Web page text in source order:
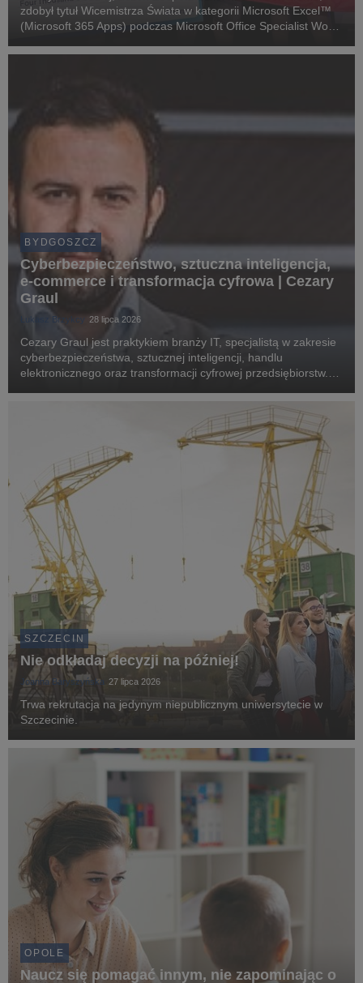
zdobył tytuł Wicemistrza Świata w kategorii Microsoft Excel™
(Microsoft 365 Apps) podczas Microsoft Office Specialist World
BYDGOSZCZ
Cyberbezpieczeństwo, sztuczna inteligencja,
e-commerce i transformacja cyfrowa | Cezary
Graul
Łukasz Brzykcy 28 lipca 2026
Cezary Graul jest praktykiem branży IT, specjalistą w zakresie
cyberbezpieczeństwa, sztucznej inteligencji, handlu
elektronicznego oraz transformacji cyfrowej przedsiębiorstw.
SZCZECIN
Nie odkładaj decyzji na później!
Joanna Baryszyńska 27 lipca 2026
Trwa rekrutacja na jedynym niepublicznym uniwersytecie w
Szczecinie.
OPOLE
Naucz się pomagać innym, nie zapominając o